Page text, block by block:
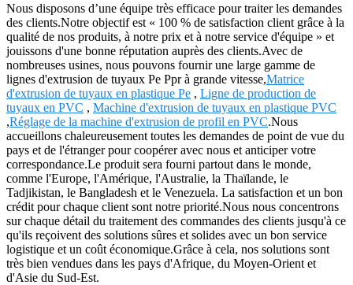
Nous disposons d’une équipe très efficace pour traiter les demandes
des clients.Notre objectif est « 100 % de satisfaction client grâce à la
qualité de nos produits, à notre prix et à notre service d'équipe » et
jouissons d'une bonne réputation auprès des clients.Avec de
nombreuses usines, nous pouvons fournir une large gamme de
lignes d'extrusion de tuyaux Pe Ppr à grande vitesse,Matrice
d'extrusion de tuyaux en plastique Pe , Ligne de production de
tuyaux en PVC , Machine d'extrusion de tuyaux en plastique PVC
,Réglage de la machine d'extrusion de profil en PVC.Nous
accueillons chaleureusement toutes les demandes de point de vue du
pays et de l'étranger pour coopérer avec nous et anticiper votre
correspondance.Le produit sera fourni partout dans le monde,
comme l'Europe, l'Amérique, l'Australie, la Thaïlande, le
Tadjikistan, le Bangladesh et le Venezuela. La satisfaction et un bon
crédit pour chaque client sont notre priorité.Nous nous concentrons
sur chaque détail du traitement des commandes des clients jusqu'à ce
qu'ils reçoivent des solutions sûres et solides avec un bon service
logistique et un coût économique.Grâce à cela, nos solutions sont
très bien vendues dans les pays d'Afrique, du Moyen-Orient et
d'Asie du Sud-Est.